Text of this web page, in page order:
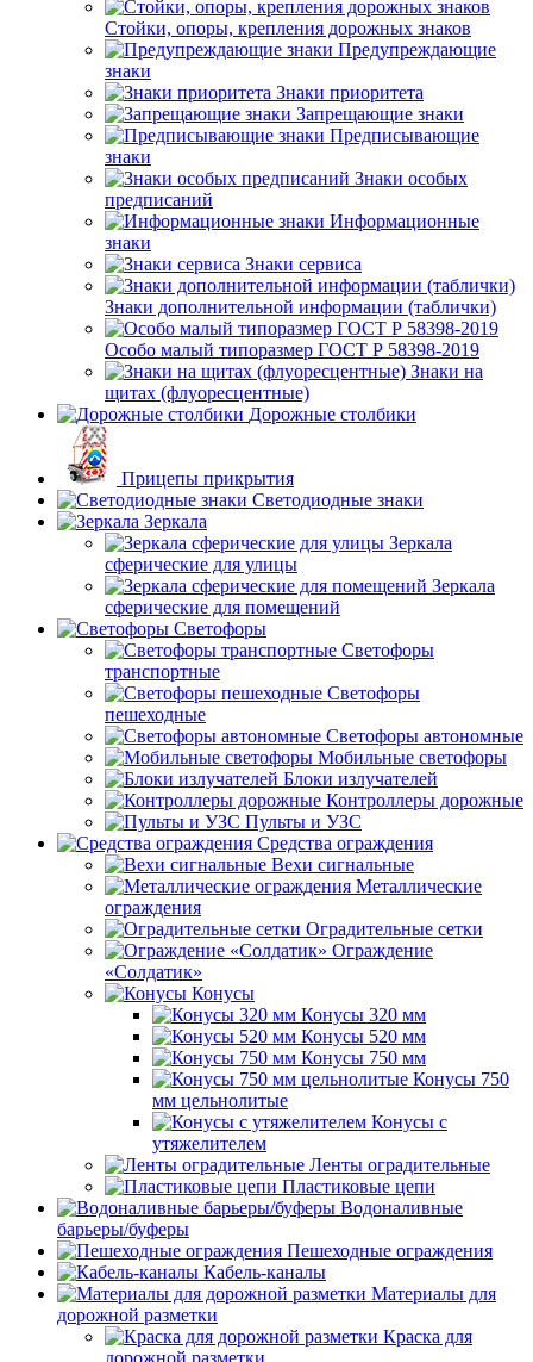
Стойки, опоры, крепления дорожных знаков
Предупреждающие
знаки
Знаки приоритета
Запрещающие знаки
Предписывающие
знаки
Знаки особых
предписаний
Информационные
знаки
Знаки сервиса
Знаки дополнительной информации (таблички)
Особо малый типоразмер ГОСТ Р 58398-2019
Знаки на
щитах (флуоресцентные)
Дорожные столбики
Прицепы прикрытия
Светодиодные знаки
Зеркала
Зеркала
сферические для улицы
Зеркала
сферические для помещений
Светофоры
Светофоры
транспортные
Светофоры
пешеходные
Светофоры автономные
Мобильные светофоры
Блоки излучателей
Контроллеры дорожные
Пульты и УЗС
Средства ограждения
Вехи сигнальные
Металлические
ограждения
Оградительные сетки
Ограждение
«Солдатик»
Конусы
Конусы 320 мм
Конусы 520 мм
Конусы 750 мм
Конусы 750
мм цельнолитые
Конусы с
утяжелителем
Ленты оградительные
Пластиковые цепи
Водоналивные
барьеры/буферы
Пешеходные ограждения
Кабель-каналы
Материалы для
дорожной разметки
Краска для
дорожной разметки